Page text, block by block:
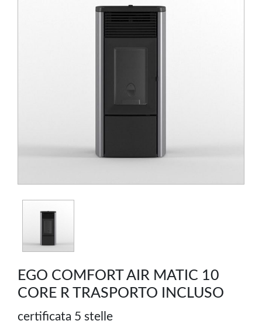
EGO COMFORT AIR MATIC 10
CORE R TRASPORTO INCLUSO
certificata 5 stelle